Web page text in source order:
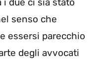
senso che
essersi parecchio
degli avvocati